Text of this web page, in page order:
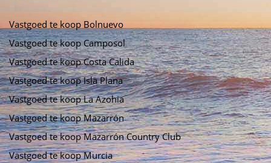
Vastgoed te koop Bolnuevo
Vastgoed te koop Camposol
Vastgoed te koop Costa Calida
Vastgoed te koop Isla Plana
Vastgoed te koop La Azohia
Vastgoed te koop Mazarrón
Vastgoed te koop Mazarrón Country Club
Vastgoed te koop Murcia